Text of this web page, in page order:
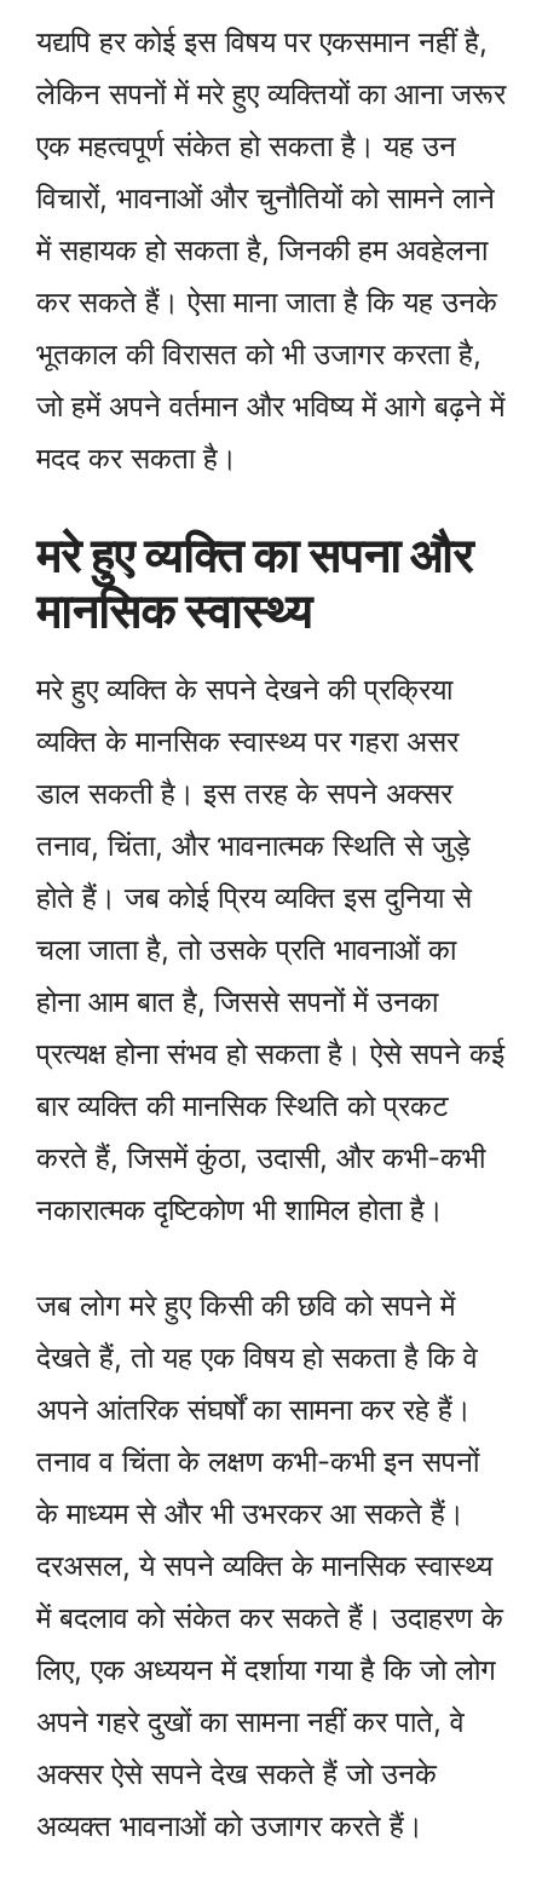
यद्यपि हर कोई इस विषय पर एकसमान नहीं है,
लेकिन सपनों में मरे हुए व्यक्तियों का आना जरूर
एक महत्वपूर्ण संकेत हो सकता है। यह उन
विचारों, भावनाओं और चुनौतियों को सामने लाने
में सहायक हो सकता है, जिनकी हम अवहेलना
कर सकते हैं। ऐसा माना जाता है कि यह उनके
भूतकाल की विरासत को भी उजागर करता है,
जो हमें अपने वर्तमान और भविष्य में आगे बढ़ने में
मदद कर सकता है।
मरे हुए व्यक्ति का सपना और
मानसिक स्वास्थ्य
मरे हुए व्यक्ति के सपने देखने की प्रक्रिया
व्यक्ति के मानसिक स्वास्थ्य पर गहरा असर
डाल सकती है। इस तरह के सपने अक्सर
तनाव, चिंता, और भावनात्मक स्थिति से जुड़े
होते हैं। जब कोई प्रिय व्यक्ति इस दुनिया से
चला जाता है, तो उसके प्रति भावनाओं का
होना आम बात है, जिससे सपनों में उनका
प्रत्यक्ष होना संभव हो सकता है। ऐसे सपने कई
बार व्यक्ति की मानसिक स्थिति को प्रकट
करते हैं, जिसमें कुंठा, उदासी, और कभी-कभी
नकारात्मक दृष्टिकोण भी शामिल होता है।
जब लोग मरे हुए किसी की छवि को सपने में
देखते हैं, तो यह एक विषय हो सकता है कि वे
अपने आंतरिक संघर्षों का सामना कर रहे हैं।
तनाव व चिंता के लक्षण कभी-कभी इन सपनों
के माध्यम से और भी उभरकर आ सकते हैं।
दरअसल, ये सपने व्यक्ति के मानसिक स्वास्थ्य
में बदलाव को संकेत कर सकते हैं। उदाहरण के
लिए, एक अध्ययन में दर्शाया गया है कि जो लोग
अपने गहरे दुखों का सामना नहीं कर पाते, वे
अक्सर ऐसे सपने देख सकते हैं जो उनके
अव्यक्त भावनाओं को उजागर करते हैं।